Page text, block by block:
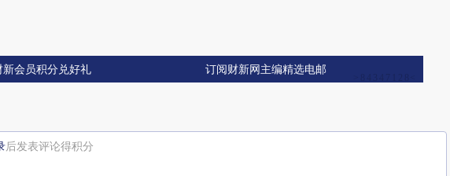
新会员积分兑好礼 订阅财新网主编精选电邮
后发表评论得积分